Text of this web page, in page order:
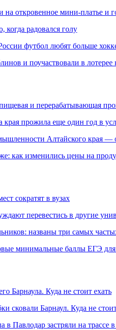
на откровенное мини-платье и
когда радовался голу
футбол любят больше
и поучаствовали в
и перерабатывающая
прожила еще один год в
Алтайского края —
как изменились цены на
сократят в вузах
перевестись в другие
названы три самых
минимальные баллы ЕГЭ
Барнаула. Куда не стоит ехать
сковали Барнаул. Куда не
в Павлодар застряли на трассе